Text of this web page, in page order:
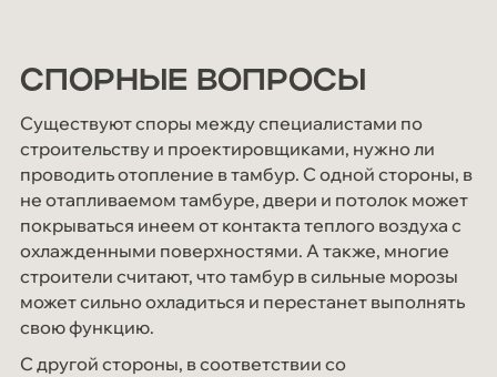
СПОРНЫЕ ВОПРОСЫ
Существуют споры между специалистами по
строительству и проектировщиками, нужно ли
проводить отопление в тамбур. С одной стороны, в
не отапливаемом тамбуре, двери и потолок может
покрываться инеем от контакта теплого воздуха с
охлажденными поверхностями. А также, многие
строители считают, что тамбур в сильные морозы
может сильно охладиться и перестанет выполнять
свою функцию.
С другой стороны, в соответствии со